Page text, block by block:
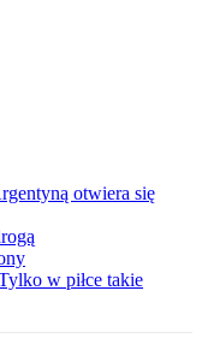
otwiera się
w piłce takie